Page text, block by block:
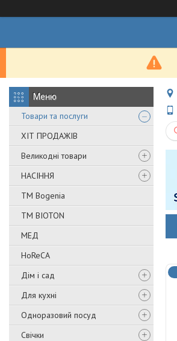
Товари та послуги
ХІТ ПРОДАЖІВ
Великодні товари
НАСІННЯ
ТМ Bogenia
ТМ BIOTON
МЕД
HoReCA
Дім і сад
Для кухні
Одноразовий посуд
Свічки